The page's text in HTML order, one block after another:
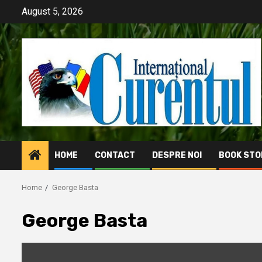
content
August 5, 2026
HOME CONTACT DESPRE NOI BOOK
Home George Basta
George Basta